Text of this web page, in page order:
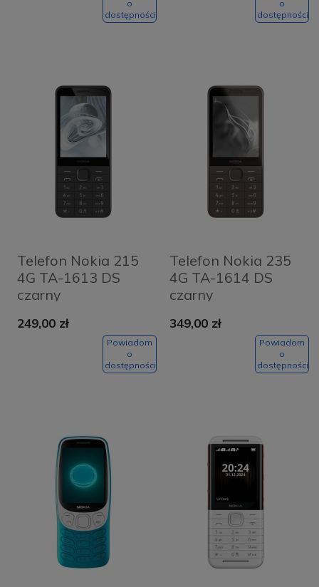
o
dostępności
o
dostępności
Telefon Nokia 215
4G TA-1613 DS
czarny
249,00 zł
Powiadom
o
dostępności
Telefon Nokia 235
4G TA-1614 DS
czarny
349,00 zł
Powiadom
o
dostępności